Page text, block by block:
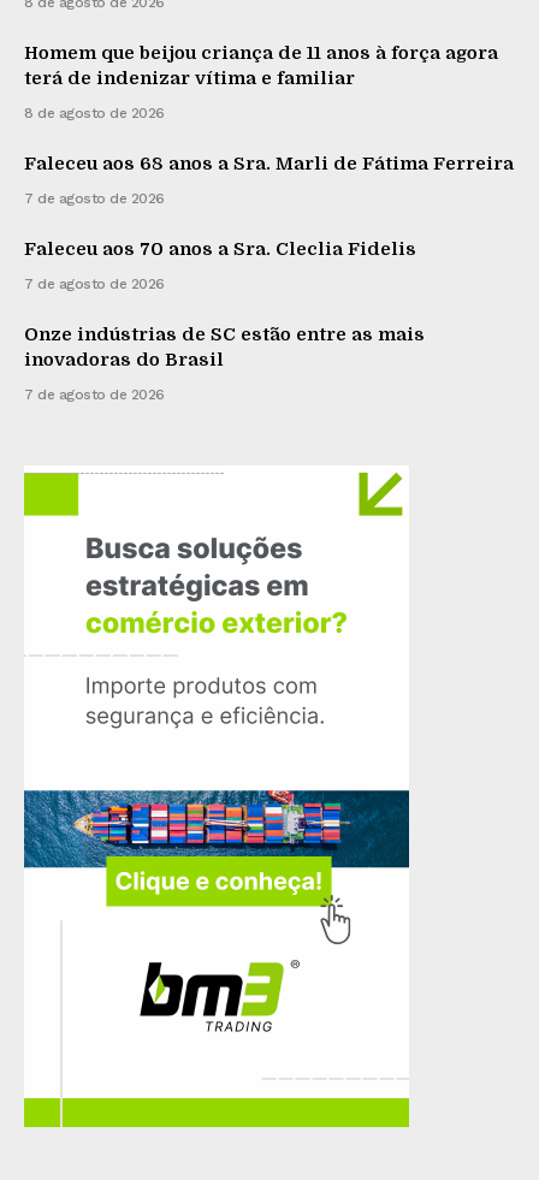
Homem que beijou criança de 11 anos à força agora
terá de indenizar vítima e familiar
8 de agosto de 2026
Faleceu aos 68 anos a Sra. Marli de Fátima Ferreira
7 de agosto de 2026
Faleceu aos 70 anos a Sra. Cleclia Fidelis
7 de agosto de 2026
Onze indústrias de SC estão entre as mais
inovadoras do Brasil
7 de agosto de 2026